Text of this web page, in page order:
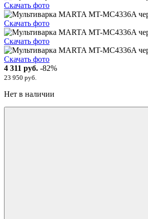
Скачать фото
Скачать фото
Скачать фото
Скачать фото
4 311 руб. -82%
23 950 руб.
Нет в наличии